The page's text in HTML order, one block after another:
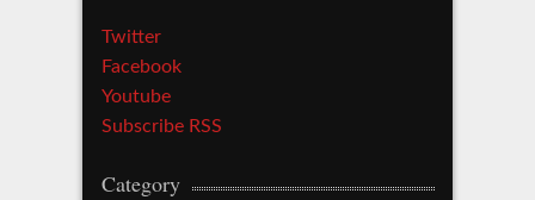
Twitter
Facebook
Youtube
Subscribe RSS
Category